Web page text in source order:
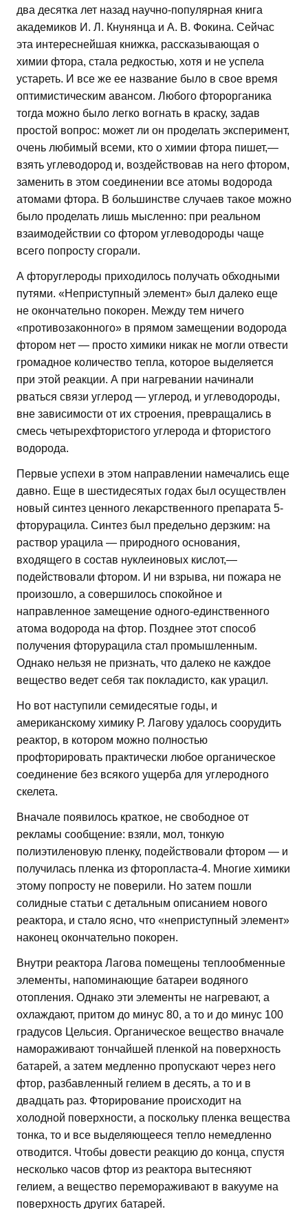
два десятка лет назад научно-популярная книга
академиков И. Л. Кнунянца и А. В. Фокина. Сейчас
эта интереснейшая книжка, рассказывающая о
химии фтора, стала редкостью, хотя и не успела
устареть. И все же ее название было в свое время
оптимистическим авансом. Любого фторорганика
тогда можно было легко вогнать в краску, задав
простой вопрос: может ли он проделать эксперимент,
очень любимый всеми, кто о химии фтора пишет,—
взять углеводород и, воздействовав на него фтором,
заменить в этом соединении все атомы водорода
атомами фтора. В большинстве случаев такое можно
было проделать лишь мысленно: при реальном
взаимодействии со фтором углеводороды чаще
всего попросту сгорали.
А фторуглероды приходилось получать обходными
путями. «Неприступный элемент» был далеко еще
не окончательно покорен. Между тем ничего
«противозаконного» в прямом замещении водорода
фтором нет — просто химики никак не могли отвести
громадное количество тепла, которое выделяется
при этой реакции. А при нагревании начинали
рваться связи углерод — углерод, и углеводороды,
вне зависимости от их строения, превращались в
смесь четырехфтористого углерода и фтористого
водорода.
Первые успехи в этом направлении намечались еще
давно. Еще в шестидесятых годах был осуществлен
новый синтез ценного лекарственного препарата 5-
фторурацила. Синтез был предельно дерзким: на
раствор урацила — природного основания,
входящего в состав нуклеиновых кислот,—
подействовали фтором. И ни взрыва, ни пожара не
произошло, а совершилось спокойное и
направленное замещение одного-единственного
атома водорода на фтор. Позднее этот способ
получения фторурацила стал промышленным.
Однако нельзя не признать, что далеко не каждое
вещество ведет себя так покладисто, как урацил.
Но вот наступили семидесятые годы, и
американскому химику Р. Лагову удалось соорудить
реактор, в котором можно полностью
профторировать практически любое органическое
соединение без всякого ущерба для углеродного
скелета.
Вначале появилось краткое, не свободное от
рекламы сообщение: взяли, мол, тонкую
полиэтиленовую пленку, подействовали фтором — и
получилась пленка из фторопласта-4. Многие химики
этому попросту не поверили. Но затем пошли
солидные статьи с детальным описанием нового
реактора, и стало ясно, что «неприступный элемент»
наконец окончательно покорен.
Внутри реактора Лагова помещены теплообменные
элементы, напоминающие батареи водяного
отопления. Однако эти элементы не нагревают, а
охлаждают, притом до минус 80, а то и до минус 100
градусов Цельсия. Органическое вещество вначале
намораживают тончайшей пленкой на поверхность
батарей, а затем медленно пропускают через него
фтор, разбавленный гелием в десять, а то и в
двадцать раз. Фторирование происходит на
холодной поверхности, а поскольку пленка вещества
тонка, то и все выделяющееся тепло немедленно
отводится. Чтобы довести реакцию до конца, спустя
несколько часов фтор из реактора вытесняют
гелием, а вещество перемораживают в вакууме на
поверхность других батарей.